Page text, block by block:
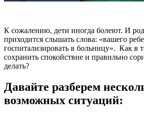
К сожалению, дети иногда болеют. И
приходится слышать слова: «вашего
госпитализировать в больницу». Как в
сохранить спокойствие и правильно
делать?
Давайте разберем
возможных ситуаций: